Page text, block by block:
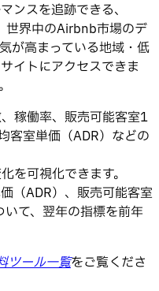
ンスを追跡できる、
世界中のAirbnb市場のデ
が高まっている地域・低
イトにアクセスできま
稼働率、販売可能客室1
客室単価（ADR）などの
を可視化できます。
（ADR）、販売可能客室
て、翌年の指標を前年
ツール一覧をご覧くださ